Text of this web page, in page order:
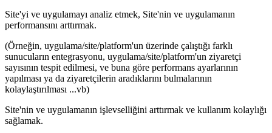
Site'yi ve uygulamayı analiz etmek, Site'nin ve uygulamanın
performansını arttırmak.
(Örneğin, uygulama/site/platform'un üzerinde çalıştığı farklı
sunucuların entegrasyonu, uygulama/site/platform'un ziyaretçi
sayısının tespit edilmesi, ve buna göre performans ayarlarının
yapılması ya da ziyaretçilerin aradıklarını bulmalarının
kolaylaştırılması ...vb)
Site'nin ve uygulamanın işlevselliğini arttırmak ve kullanım kolaylığı
sağlamak.